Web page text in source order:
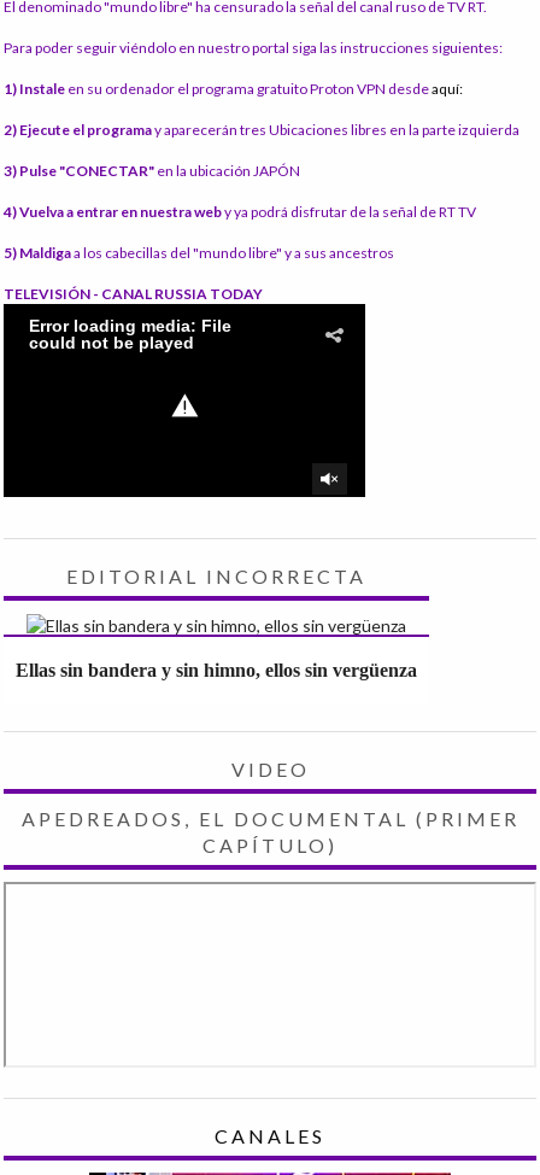
El denominado "mundo libre" ha censurado la señal del canal ruso de TV RT.
Para poder seguir viéndolo en nuestro portal siga las instrucciones siguientes:
1) Instale en su ordenador el programa gratuito Proton VPN desdeaquí:
2) Ejecute el programay aparecerán tres Ubicaciones libres en la parte izquierda
3) Pulse "CONECTAR" en la ubicación JAPÓN
4) Vuelva a entrar en nuestra weby ya podrá disfrutar de la señal de RT TV
5) Maldigaa los cabecillas del "mundo libre" y a sus ancestros
TELEVISIÓN - CANAL RUSSIA TODAY
EDITORIAL INCORRECTA
Ellas sin bandera y sin himno, ellos sin vergüenza
VIDEO
APEDREADOS, EL DOCUMENTAL (PRIMER
CAPÍTULO)
CANALES